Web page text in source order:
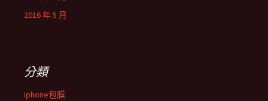
2016 年 5 月
分類
iphone包膜